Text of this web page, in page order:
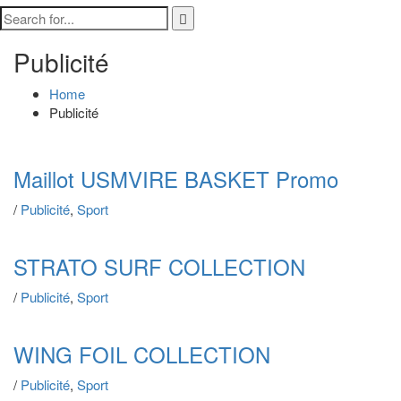
Publicité
Home
Publicité
Maillot USMVIRE BASKET Promo
/ Publicité, Sport
STRATO SURF COLLECTION
/ Publicité, Sport
WING FOIL COLLECTION
/ Publicité, Sport